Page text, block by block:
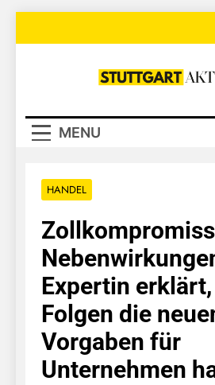
MENU
HANDEL
Expertin
Folgen die
Vorgaben für
Unternehmen